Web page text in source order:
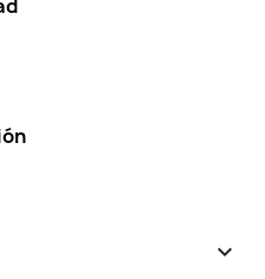
